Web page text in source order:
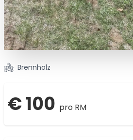
Brennholz
€ 100 pro RM